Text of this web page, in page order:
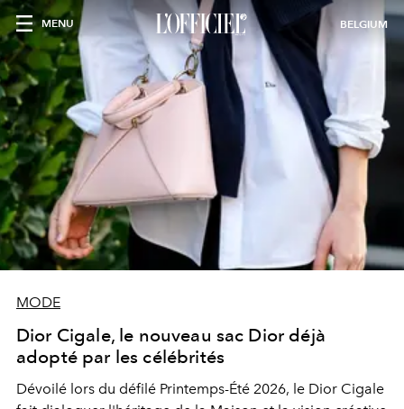
MENU BELGIUM
MODE
Dior Cigale, le nouveau sac Dior déjà
adopté par les célébrités
Dévoilé lors du défilé Printemps-Été 2026, le Dior Cigale